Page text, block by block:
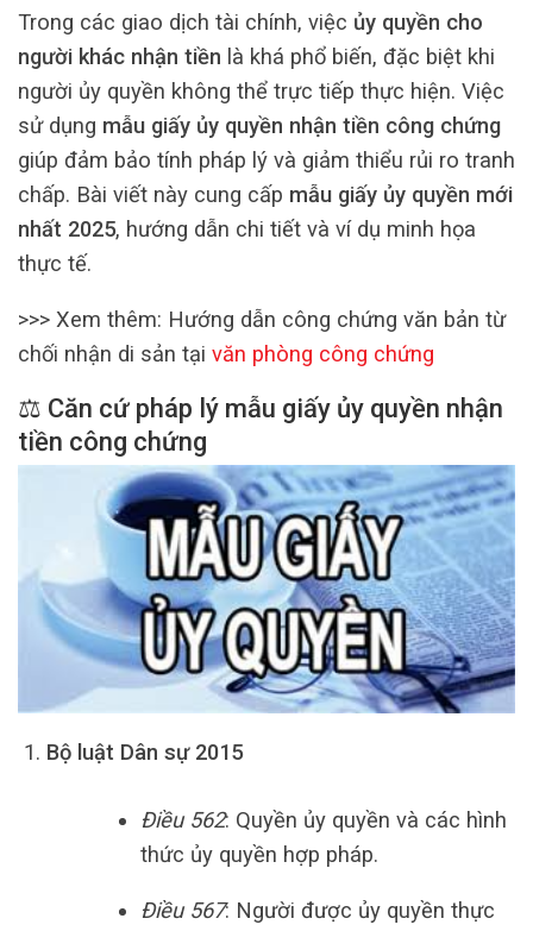
Trong các giao dịch tài chính, việc ủy quyền cho
người khác nhận tiền là khá phổ biến, đặc biệt khi
người ủy quyền không thể trực tiếp thực hiện. Việc
sử dụng mẫu giấy ủy quyền nhận tiền công chứng
giúp đảm bảo tính pháp lý và giảm thiểu rủi ro tranh
chấp. Bài viết này cung cấp mẫu giấy ủy quyền mới
nhất 2025, hướng dẫn chi tiết và ví dụ minh họa
thực tế.
>>> Xem thêm: Hướng dẫn công chứng văn bản từ
chối nhận di sản tại văn phòng công chứng
⚖️ Căn cứ pháp lý mẫu giấy ủy quyền nhận
tiền công chứng
Bộ luật Dân sự 2015
Điều 562: Quyền ủy quyền và các hình
thức ủy quyền hợp pháp.
Điều 567: Người được ủy quyền thực